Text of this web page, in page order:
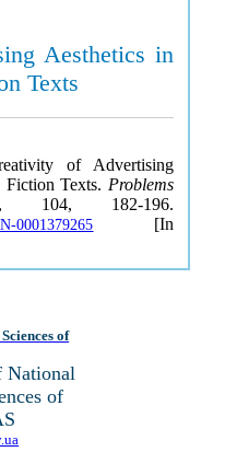
Aesthetics in
Texts
of Advertising
Texts. Problems
, 104, 182-196.
0001379265 [In
of
National
of